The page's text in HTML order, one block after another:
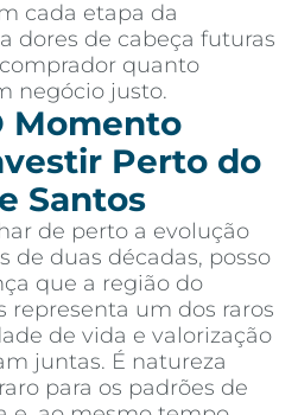
cada etapa da
dores de cabeça futuras
quanto
negócio justo.
Momento
Perto do
Santos
de perto a evolução
de duas décadas, posso
que a região do
representa um dos raros
de vida e valorização
juntas. É natureza
para os padrões de